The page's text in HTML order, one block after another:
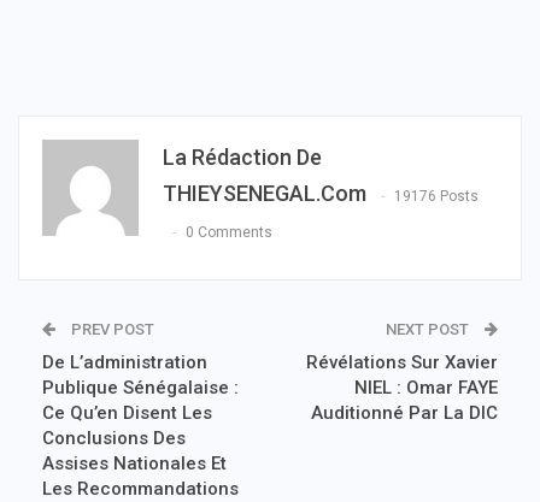
La Rédaction De
THIEYSENEGAL.com
19176 Posts
0 Comments
PREV POST
De L’administration
Publique Sénégalaise :
Ce Qu’en Disent Les
Conclusions Des
Assises Nationales Et
Les Recommandations
NEXT POST
Révélations Sur Xavier
NIEL : Omar FAYE
Auditionné Par La DIC